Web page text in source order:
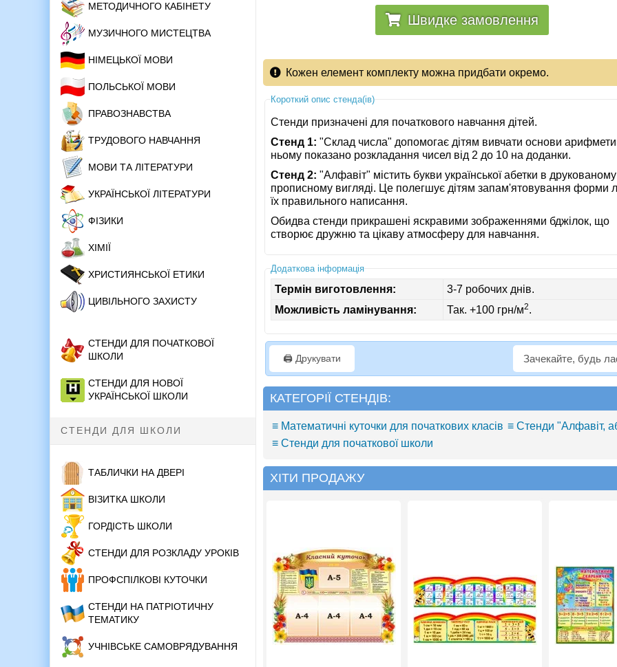
МЕТОДИЧНОГО КАБІНЕТУ
МУЗИЧНОГО МИСТЕЦТВА
НІМЕЦЬКОЇ МОВИ
ПОЛЬСЬКОЇ МОВИ
ПРАВОЗНАВСТВА
ТРУДОВОГО НАВЧАННЯ
МОВИ ТА ЛІТЕРАТУРИ
УКРАЇНСЬКОЇ ЛІТЕРАТУРИ
ФІЗИКИ
ХІМІЇ
ХРИСТИЯНСЬКОЇ ЕТИКИ
ЦИВІЛЬНОГО ЗАХИСТУ
СТЕНДИ ДЛЯ ПОЧАТКОВОЇ
ШКОЛИ
СТЕНДИ ДЛЯ НОВОЇ
УКРАЇНСЬКОЇ ШКОЛИ
СТЕНДИ ДЛЯ ШКОЛИ
ТАБЛИЧКИ НА ДВЕРІ
ВІЗИТКА ШКОЛИ
ГОРДІСТЬ ШКОЛИ
СТЕНДИ ДЛЯ РОЗКЛАДУ УРОКІВ
ПРОФСПІЛКОВІ КУТОЧКИ
СТЕНДИ НА ПАТРІОТИЧНУ
ТЕМАТИКУ
УЧНІВСЬКЕ САМОВРЯДУВАННЯ
Швидке замовлення
Кожен елемент комплекту можна придбати окремо.
Короткий опис стенда(ів)
Стенди призначені для початкового навчання дітей.
Стенд 1: "Склад числа" допомогає дітям вивчати основи
ньому показано розкладання чисел від 2 до 10 на доданки.
Стенд 2: "Алфавіт" містить букви української абетки в
прописному вигляді. Це полегшує дітям запам'ятовування форми
їх правильного написання.
Обидва стенди прикрашені яскравими зображеннями бджілок, що
створює дружню та цікаву атмосферу для навчання.
Додаткова інформація
Термін виготовлення:
3-7 робочих днів.
Можливість ламінування:
Так. +100 грн/м2.
🖨️ Друкувати Зачекайте, будь
КАТЕГОРІЇ СТЕНДІВ:
≡ Математичні куточки для початкових класів ≡ Стенди "Алфавіт,
≡ Стенди для початкової школи
ХІТИ ПРОДАЖУ